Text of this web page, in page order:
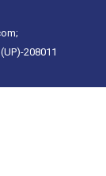
208011